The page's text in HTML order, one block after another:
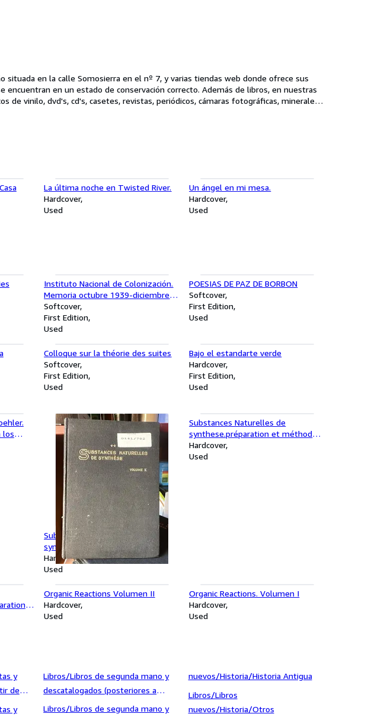
situada en la calle Somosierra en el nº 7, y varias tiendas web donde ofrece sus
en un estado de conservación correcto. Además de libros, en nuestras
vinilo, dvd's, cd's, casetes, revistas, periódicos, cámaras fotográficas, minerales,
La última noche en Twisted River.
Hardcover
Used
Un ángel en mi mesa.
Hardcover
Used
Instituto Nacional de Colonización.
Memoria octubre 1939-diciembre
1965
Softcover
First Edition
Used
POESIAS DE PAZ DE BORBON
Softcover
First Edition
Used
Colloque sur la théorie des suites
Softcover
First Edition
Used
Bajo el estandarte verde
Hardcover
First Edition
Used
los
Substances Naturelles de
synthése. Préparations et
méthodes de laboratoire. Volumen
X
Hardcover
Used
Substances Naturelles de
synthese.préparation et méthodes
de laboratoire. Volumen VIIII
Hardcover
Used
Organic Reactions Volumen II
Hardcover
Used
Organic Reactions. Volumen I
Hardcover
Used
y
de
y
Libros/Libros de segunda mano y
descatalogados (posteriores a
1936)/Cocina y Gastronomía
Libros/Libros de segunda mano y
nuevos/Historia/Historia Antigua
Libros/Libros
nuevos/Historia/Otros